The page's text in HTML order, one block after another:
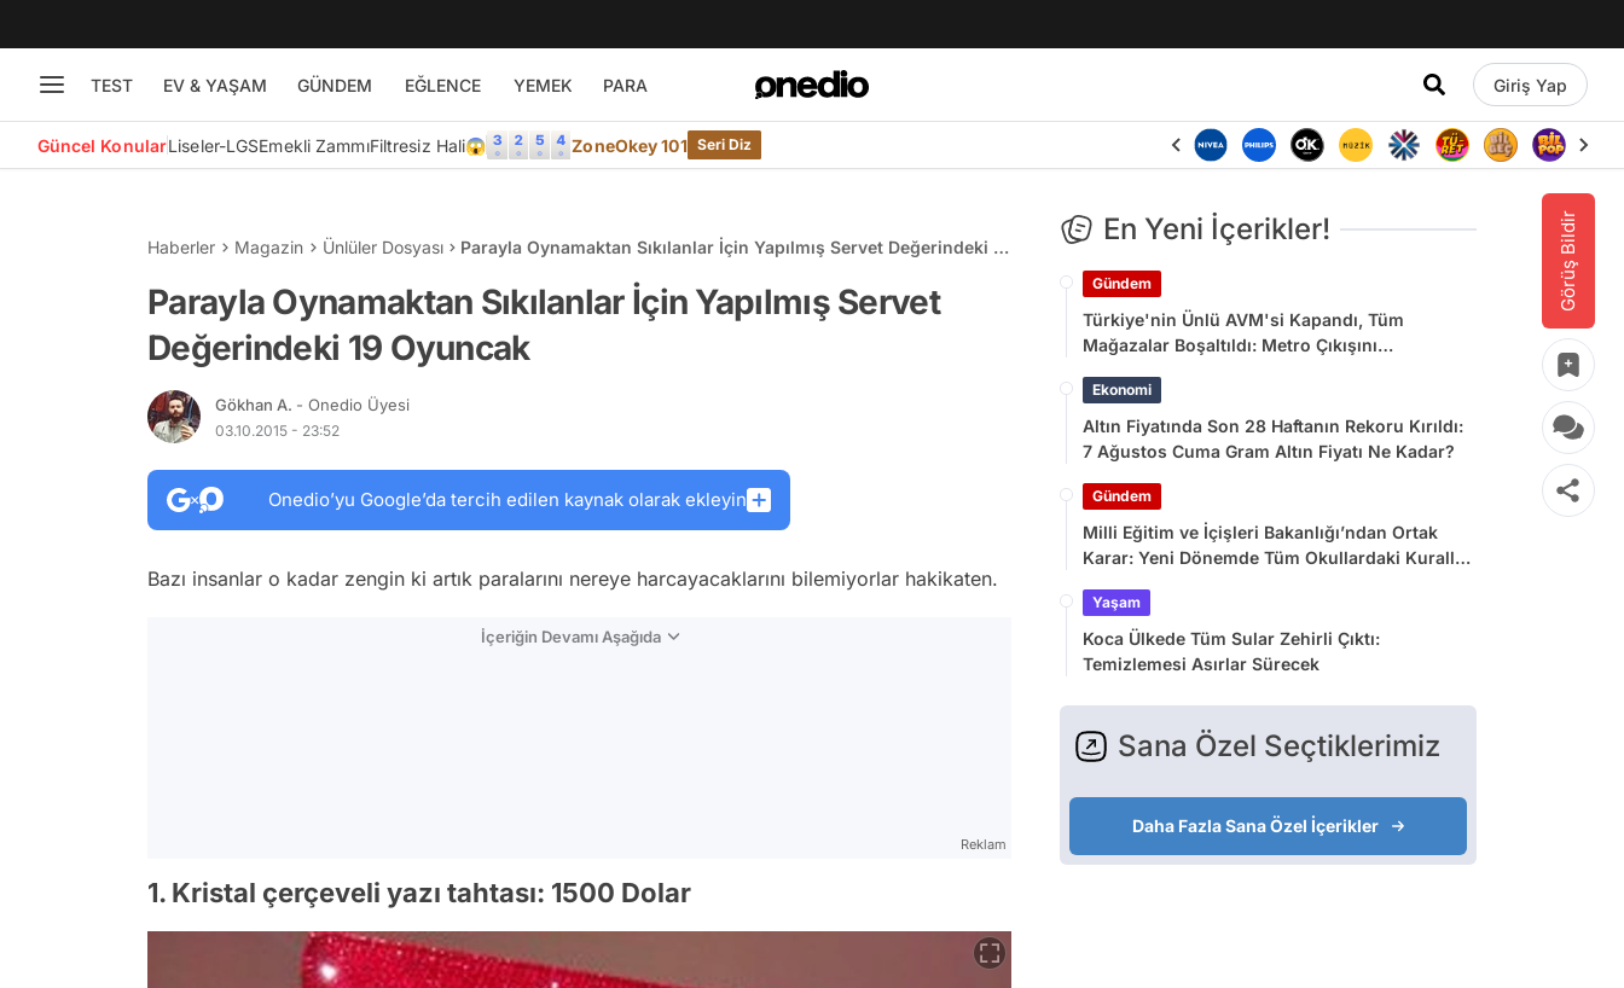
TEST EV & YAŞAM GÜNDEM EĞLENCE YEMEK PARA Giriş Yap
Güncel KonularLiseler-LGSEmekli ZammıFiltresiz Hali😱 ZoneOkey 101 Seri Diz
Görüş Bildir
Haberler Magazin Ünlüler Dosyası
Parayla Oynamaktan Sıkılanlar İçin Yapılmış Servet Değerindeki 19
Parayla Oynamaktan Sıkılanlar İçin Yapılmış Servet
Değerindeki 19 Oyuncak
Gökhan A. - Onedio Üyesi
03.10.2015 - 23:52
Onedio’yu Google’da tercih edilen kaynak olarak ekleyin
Bazı insanlar o kadar zengin ki artık paralarını nereye harcayacaklarını bilemiyorlar hakikaten.
İçeriğin Devamı Aşağıda
Reklam
1. Kristal çerçeveli yazı tahtası: 1500 Dolar
En Yeni İçerikler!
Gündem
Türkiye'nin Ünlü AVM'si Kapandı, Tüm
Mağazalar Boşaltıldı: Metro Çıkışını
Ekonomi
Altın Fiyatında Son 28 Haftanın Rekoru Kırıldı:
7 Ağustos Cuma Gram Altın Fiyatı Ne Kadar?
Gündem
Milli Eğitim ve İçişleri Bakanlığı’ndan Ortak
Karar: Yeni Dönemde Tüm Okullardaki Kurallar
Yaşam
Koca Ülkede Tüm Sular Zehirli Çıktı:
Temizlemesi Asırlar Sürecek
Sana Özel Seçtiklerimiz
Daha Fazla Sana Özel İçerikler